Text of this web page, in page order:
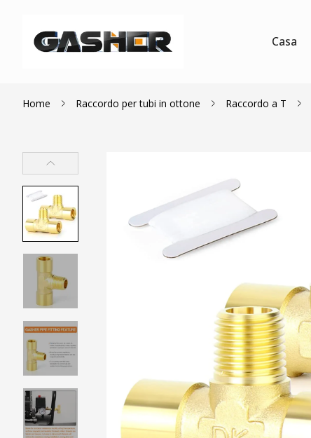
Casa
Home Raccordo per tubi in ottone Raccordo a T